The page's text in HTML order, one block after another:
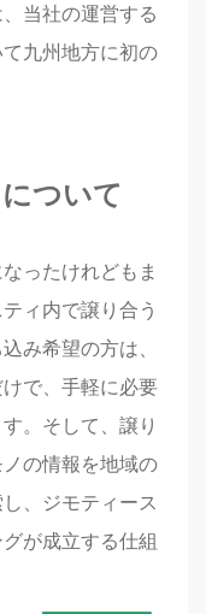
当社の運営する
九州地方に初の
ついて
ったけれどもま
ィ内で譲り合う
み希望の方は、
で、手軽に必要
。そして、譲り
の情報を地域の
、ジモティース
が成立する仕組